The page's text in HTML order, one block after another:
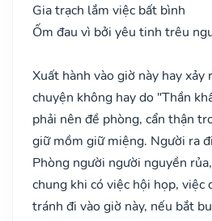
Gia trạch lắm việc bất bình
Ốm đau vì bởi yêu tinh trêu
Xuất hành vào giờ này hay xảy
chuyện không hay do "Thần
phải nên đề phòng, cẩn thận
giữ mồm giữ miệng. Người ra
Phòng người người nguyền
chung khi có việc hội họp, việc
tránh đi vào giờ này, nếu bắt